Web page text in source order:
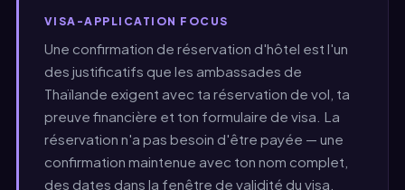
VISA-APPLICATION FOCUS
Une confirmation de réservation d'hôtel est l'un
des justificatifs que les ambassades de
Thaïlande exigent avec ta réservation de vol, ta
preuve financière et ton formulaire de visa. La
réservation n'a pas besoin d'être payée — une
confirmation maintenue avec ton nom complet,
des dates dans la fenêtre de validité du visa,